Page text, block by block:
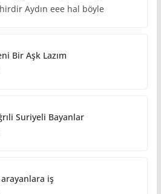
Aydın eee hal böyle
Bir Aşk Lazım
Suriyeli Bayanlar
iş